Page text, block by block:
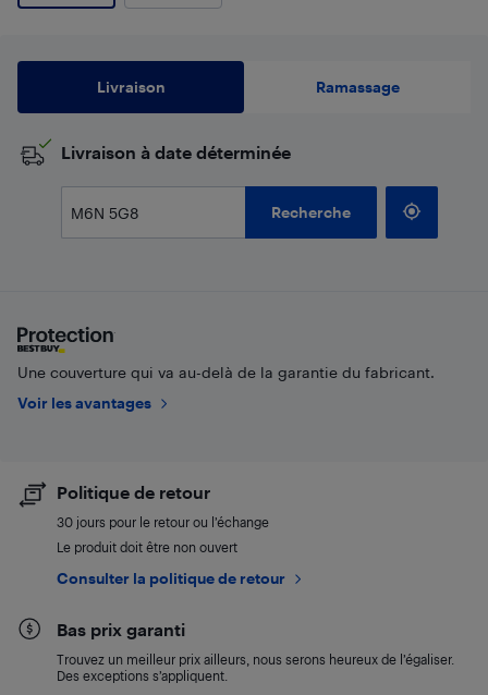
Livraison Ramassage
​Livraison à date déterminée
Recherche
Une couverture qui va au-delà de la garantie du fabricant.
Voir les avantages
Politique de retour
30 jours pour le retour ou l’échange
Le produit doit être non ouvert
Consulter la politique de retour
Bas prix garanti
Trouvez un meilleur prix ailleurs, nous serons heureux de l’égaliser.
Des exceptions s’appliquent.